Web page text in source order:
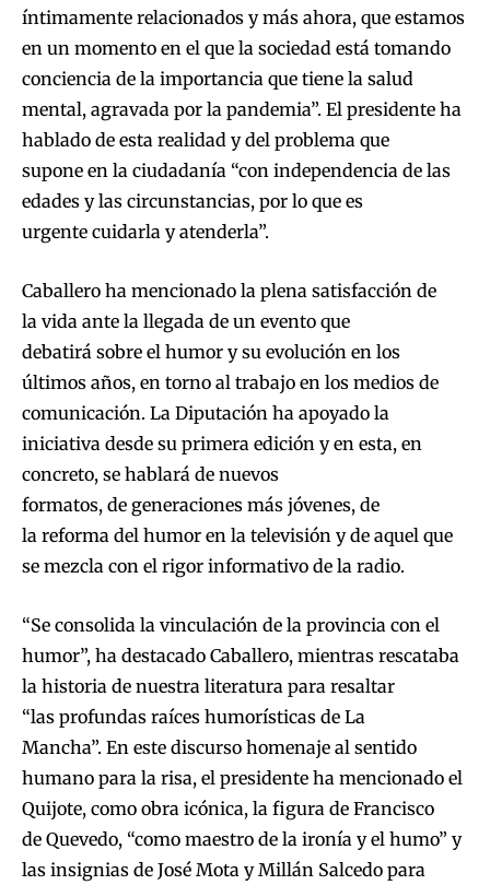
íntimamente relacionados y más ahora, que estamos
en un momento en el que la sociedad está tomando
conciencia de la importancia que tiene la salud
mental, agravada por la pandemia”. El presidente ha
hablado de esta realidad y del problema que
supone en la ciudadanía “con independencia de las
edades y las circunstancias, por lo que es
urgente cuidarla y atenderla”.
Caballero ha mencionado la plena satisfacción de
la vida ante la llegada de un evento que
debatirá sobre el humor y su evolución en los
últimos años, en torno al trabajo en los medios de
comunicación. La Diputación ha apoyado la
iniciativa desde su primera edición y en esta, en
concreto, se hablará de nuevos
formatos, de generaciones más jóvenes, de
la reforma del humor en la televisión y de aquel que
se mezcla con el rigor informativo de la radio.
“Se consolida la vinculación de la provincia con el
humor”, ha destacado Caballero, mientras rescataba
la historia de nuestra literatura para resaltar
“las profundas raíces humorísticas de La
Mancha”. En este discurso homenaje al sentido
humano para la risa, el presidente ha mencionado el
Quijote, como obra icónica, la figura de Francisco
de Quevedo, “como maestro de la ironía y el humo” y
las insignias de José Mota y Millán Salcedo para